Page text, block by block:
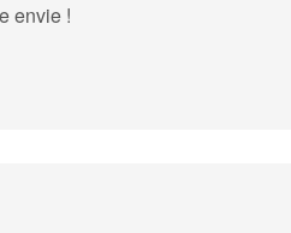
envie !